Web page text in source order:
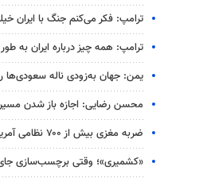
ترامپ: فکر می‌کنم جنگ با ایران
ترامپ: همه چیز درباره ایران به
یمن: جهان به‌زودی ناله سعودی‌ها
محسن رضایی: اجازه باز شدن مسیر
ضربه مغزی بیش از ۷۰۰ نظامی آمریکایی در حملات ایران
«کشمیری»؛ وقتی برچسب‌سازی جای